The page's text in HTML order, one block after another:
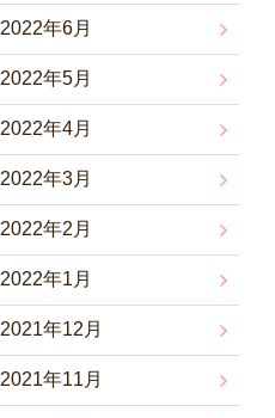
2022年6月
2022年5月
2022年4月
2022年3月
2022年2月
2022年1月
2021年12月
2021年11月